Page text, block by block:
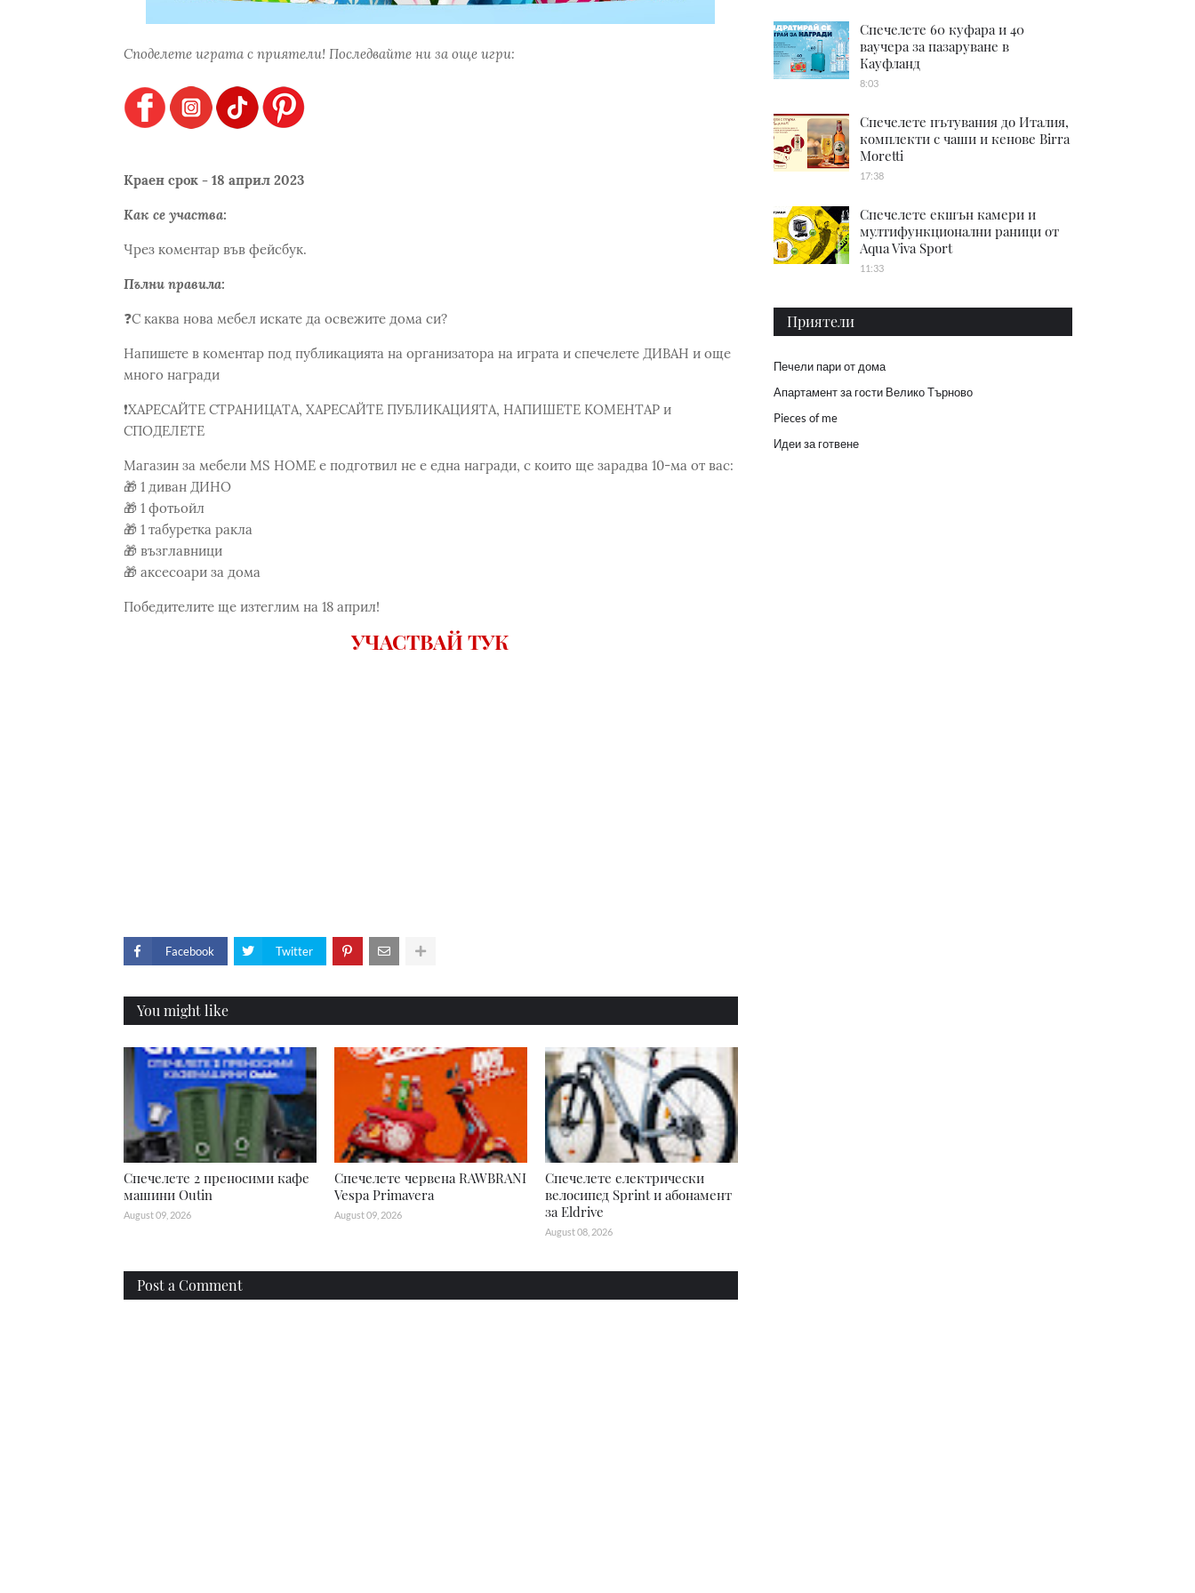
Споделете играта с приятели! Последвайте ни за още игри:
Краен срок - 18 април 2023
Как се участва:
Чрез коментар във фейсбук.
Пълни правила:
❓С каква нова мебел искате да освежите дома си?
Напишете в коментар под публикацията на организатора на играта и спечелете ДИВАН и още
много награди
❗ХАРЕСАЙТЕ СТРАНИЦАТА, ХАРЕСАЙТЕ ПУБЛИКАЦИЯТА, НАПИШЕТЕ КОМЕНТАР и
СПОДЕЛЕТЕ
Магазин за мебели MS HOME е подготвил не е една награди, с които ще зарадва 10-ма от вас:
🎁 1 диван ДИНО
🎁 1 фотьойл
🎁 1 табуретка ракла
🎁 възглавници
🎁 аксесоари за дома
Победителите ще изтеглим на 18 април!
УЧАСТВАЙ ТУК
Facebook Twitter
You might like
Спечелете 2 преносими кафе
машини Outin
August 09, 2026
Спечелете червена RAWBRANI
Vespa Primavera
August 09, 2026
Спечелете електрически
велосипед Sprint и абонамент
за Eldrive
August 08, 2026
Post a Comment
Спечелете 60 куфара и 40
ваучера за пазаруване в
Кауфланд
8:03
Спечелете пътувания до Италия,
комплекти с чаши и кенове Birra
Moretti
17:38
Спечелете екшън камери и
мултифункционални раници от
Aqua Viva Sport
11:33
Приятели
Печели пари от дома
Апартамент за гости Велико Търново
Pieces of me
Идеи за готвене